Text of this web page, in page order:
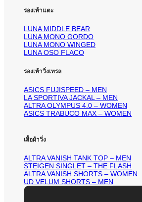
รองเท้าแตะ
LUNA MIDDLE BEAR
LUNA MONO GORDO
LUNA MONO WINGED
LUNA OSO FLACO
รองเท้าวิ่งเทรล
ASICS FUJISPEED – MEN
LA SPORTIVA JACKAL – MEN
ALTRA OLYMPUS 4.0 – WOMEN
ASICS TRABUCO MAX – WOMEN
เสื้อผ้าวิ่ง
ALTRA VANISH TANK TOP – MEN
STEIGEN SINGLET – THE FLASH
ALTRA VANISH SHORTS – WOMEN
UD VELUM SHORTS – MEN